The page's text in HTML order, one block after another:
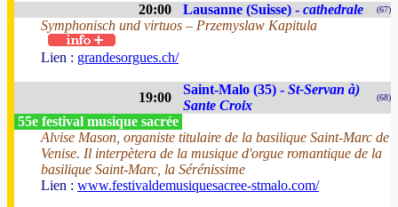
20:00 Lausanne (Suisse) - cathedrale (67)
Symphonisch und virtuos – Przemyslaw Kapitula
Lien : grandesorgues.ch/
19:00
Saint-Malo (35) - St-Servan à)
Sante Croix
(68)
55e festival musique sacrée
Alvise Mason, organiste titulaire de la basilique Saint-Marc de
Venise. Il interpètera de la musique d'orgue romantique de la
basilique Saint-Marc, la Sérénissime
Lien : www.festivaldemusiquesacree-stmalo.com/